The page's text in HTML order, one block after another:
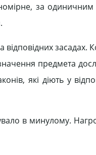
за
відповідних
предмета
які діють у
в минулому.